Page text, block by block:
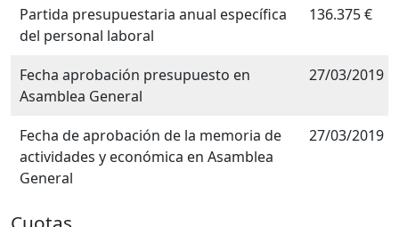
Partida presupuestaria anual específica
del personal laboral
136.375 €
Fecha aprobación presupuesto en
Asamblea General
27/03/2019
Fecha de aprobación de la memoria de
actividades y económica en Asamblea
General
27/03/2019